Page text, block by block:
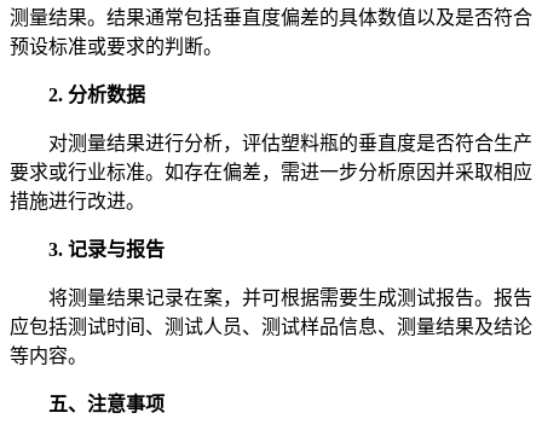
测量结果。结果通常包括垂直度偏差的具体数值以及是否符合
预设标准或要求的判断。
2. 分析数据
对测量结果进行分析，评估塑料瓶的垂直度是否符合生产
要求或行业标准。如存在偏差，需进一步分析原因并采取相应
措施进行改进。
3. 记录与报告
将测量结果记录在案，并可根据需要生成测试报告。报告
应包括测试时间、测试人员、测试样品信息、测量结果及结论
等内容。
五、注意事项